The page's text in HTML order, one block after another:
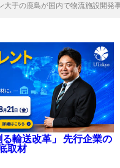
大手の鹿島が国内で物流施設開発
輸送改革」 先行企業の
取材